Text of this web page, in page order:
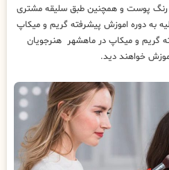
رنگ پوست و همچنین طبق سلیقه مشتری
به دوره اموزش پیشرفته گریم و میکاپ
گریم و میکاپ در ماهشهر هنرجویان
خواهند دید.